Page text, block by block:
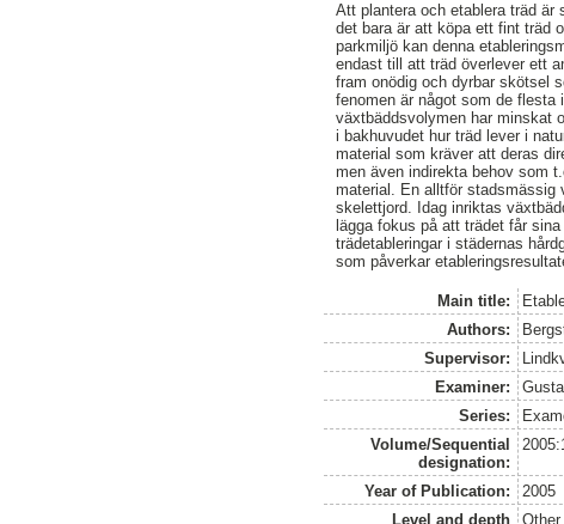
Att plantera och etablera träd
det bara är att köpa ett fint träd
parkmiljö kan denna
endast till att träd överlever ett
fram onödig och dyrbar skötsel
fenomen är något som de
växtbäddsvolymen har minskat
i bakhuvudet hur träd lever i
material som kräver att deras
men även indirekta behov som
material. En alltför stadsmässig
skelettjord. Idag inriktas
lägga fokus på att trädet får
trädetableringar i städernas
som påverkar
Main title:
Authors:
Supervisor:
Examiner:
Series:
Volume/Sequential
designation:
Year of Publication:
2005
Level and depth
Other